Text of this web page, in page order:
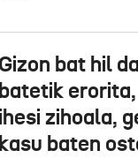
bat hil
zihoala,
baten